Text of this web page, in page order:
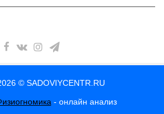
© SADOVIYCENTR.RU
- онлайн анализ